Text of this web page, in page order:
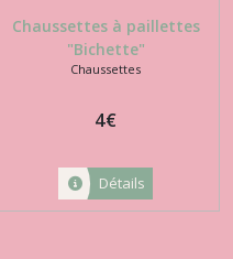
Chaussettes à paillettes
"Bichette"
Chaussettes
4€
Détails